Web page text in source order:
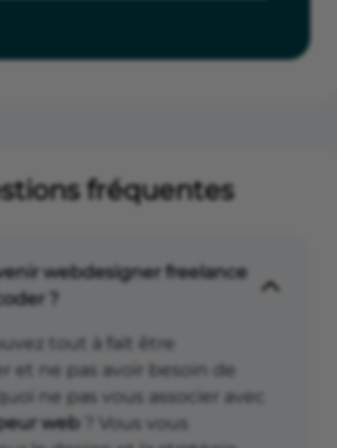
fréquentes
webdesigner freelance
?
tout à fait être
et ne pas avoir besoin de
ne pas vous associer avec
web? Vous vous